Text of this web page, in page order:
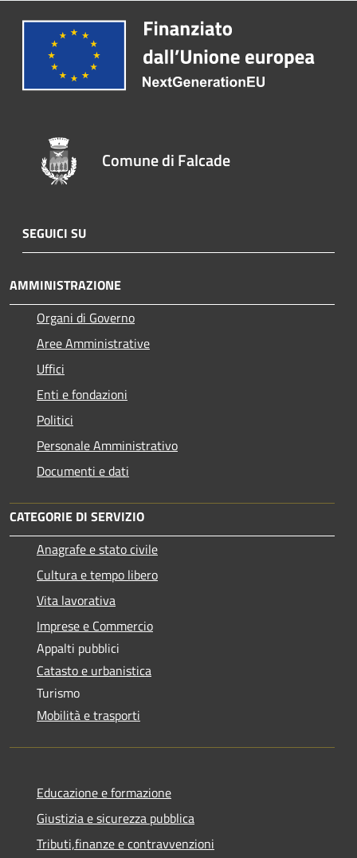
Comune di Falcade
SEGUICI SU
AMMINISTRAZIONE
Organi di Governo
Aree Amministrative
Uffici
Enti e fondazioni
Politici
Personale Amministrativo
Documenti e dati
CATEGORIE DI SERVIZIO
Anagrafe e stato civile
Cultura e tempo libero
Vita lavorativa
Imprese e Commercio
Appalti pubblici
Catasto e urbanistica
Turismo
Mobilità e trasporti
Educazione e formazione
Giustizia e sicurezza pubblica
Tributi,finanze e contravvenzioni